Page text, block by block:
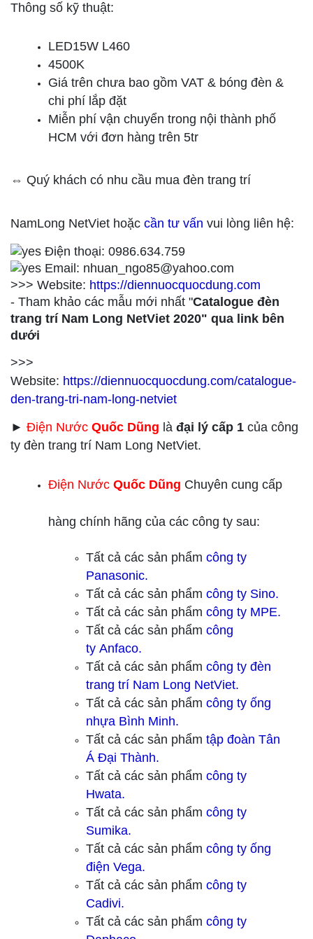
Thông số kỹ thuật:
LED15W L460
4500K
Giá trên chưa bao gồm VAT & bóng đèn &
chi phí lắp đặt
Miễn phí vận chuyển trong nội thành phố
HCM với đơn hàng trên 5tr
⇔ Quý khách có nhu cầu mua đèn trang trí
NamLong NetViet hoặc cần tư vấn vui lòng liên hệ:
Điện thoại: 0986.634.759
Email: nhuan_ngo85@yahoo.com
>>> Website: https://diennuocquocdung.com
- Tham khảo các mẫu mới nhất "Catalogue đèn
trang trí Nam Long NetViet 2020" qua link bên
dưới
>>>
Website: https://diennuocquocdung.com/catalogue-
den-trang-tri-nam-long-netviet
► Điện Nước Quốc Dũng là đại lý cấp 1 của công
ty đèn trang trí Nam Long NetViet.
Điện Nước Quốc Dũng Chuyên cung cấp
hàng chính hãng của các công ty sau:
Tất cả các sản phẩm công ty
Panasonic.
Tất cả các sản phẩm công ty Sino.
Tất cả các sản phẩm công ty MPE.
Tất cả các sản phẩm công
ty Anfaco.
Tất cả các sản phẩm công ty đèn
trang trí Nam Long NetViet.
Tất cả các sản phẩm công ty ống
nhựa Bình Minh.
Tất cả các sản phẩm tập đoàn Tân
Á Đại Thành.
Tất cả các sản phẩm công ty
Hwata.
Tất cả các sản phẩm công ty
Sumika.
Tất cả các sản phẩm công ty ống
điện Vega.
Tất cả các sản phẩm công ty
Cadivi.
Tất cả các sản phẩm công ty